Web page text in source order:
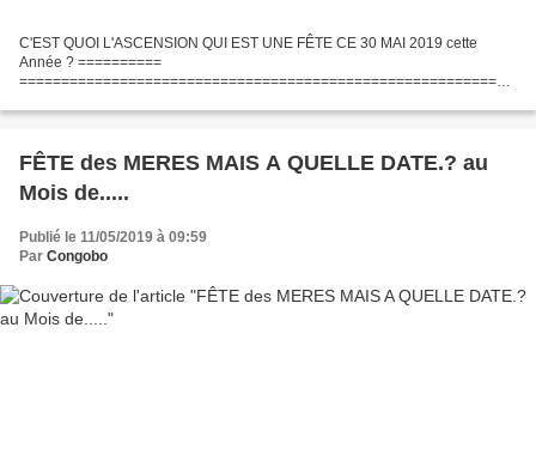
C'EST QUOI L'ASCENSION QUI EST UNE FÊTE CE 30 MAI 2019 cette
Année ? ==========
===========================================================
partir de Pâques. Elle marque la dernière...
FÊTE des MERES MAIS A QUELLE DATE.? au
Mois de.....
Publié le 11/05/2019 à 09:59
Par Congobo